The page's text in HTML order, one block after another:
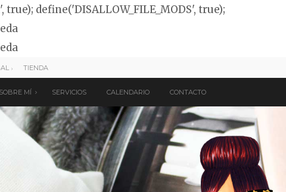
true); define('DISALLOW_FILE_MODS', true);
TIENDA
SOBRE MÍ SERVICIOS CALENDARIO CONTACTO